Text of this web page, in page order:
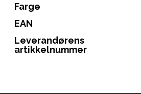
Farge
EAN
Leverandørens
artikkelnummer